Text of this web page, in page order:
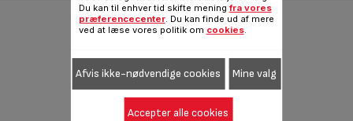
Du kan til enhver tid skifte mening fra vores
præferencecenter. Du kan finde ud af mere
ved at læse vores politik om cookies.
Afvis ikke-nødvendige cookies Mine valg
Accepter alle cookies